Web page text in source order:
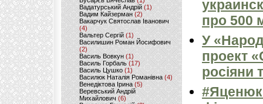
Вадатурський Андрій (1)
Вадим Кайзерман (2)
Вакарчук Святослав Іванович
(4)
Вальтер Сергій (1)
Василишин Роман Йосифович
(2)
Василь Вовкун (1)
Василь Горбаль (17)
Василь Цушко (1)
Василюк Наталія Романівна (4)
Венедіктова Ірина(5)
Веревський Андрій
Михайлович (6)
про 500
У
проект
росіяни
#Яценюк